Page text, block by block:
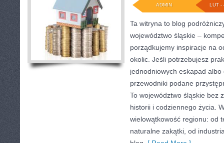
LUT -
ADMIN
Ta witryna to blog
województwo śląskie –
porządkujemy inspiracje na
okolic. Jeśli potrzebujesz
jednodniowych eskapad albo
przewodniki podane
To województwo śląskie bez
historii i codziennego życia.
wielowątkowość regionu: od
naturalne zakątki, od